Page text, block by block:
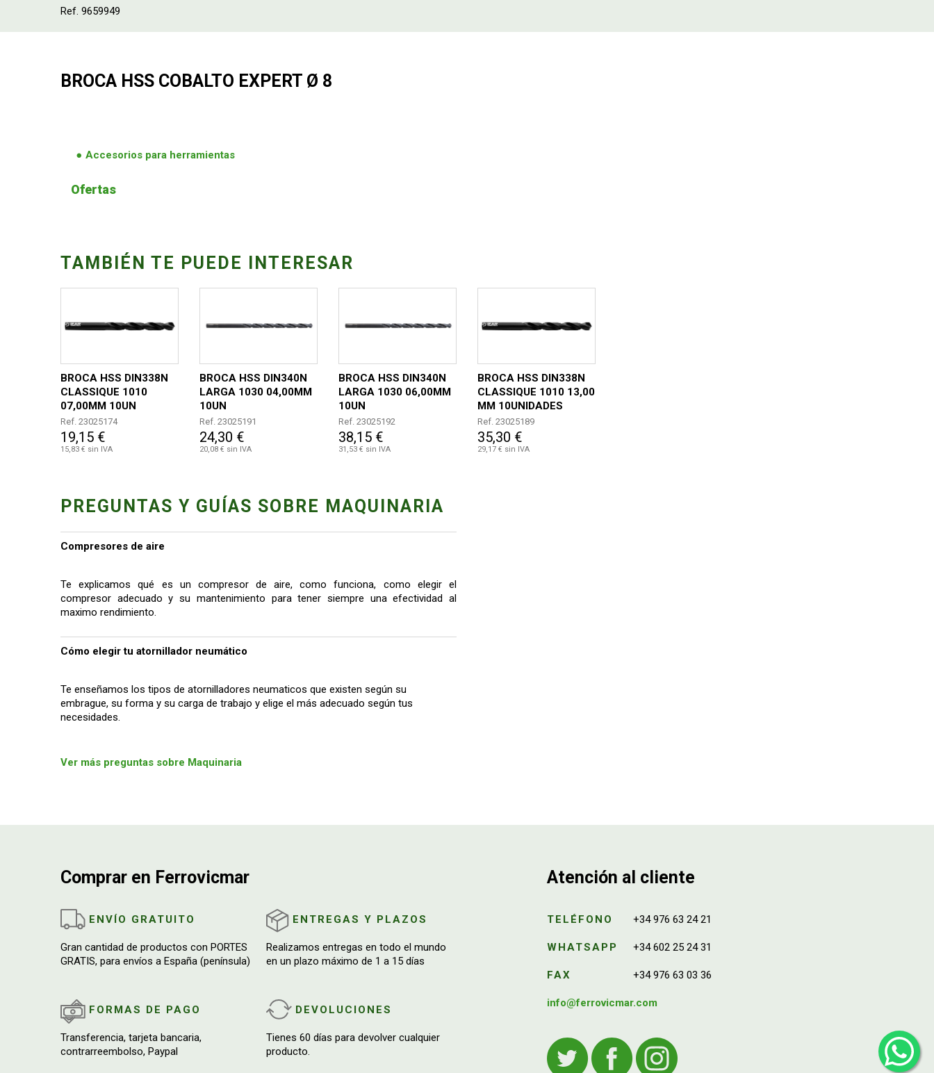
Ref. 9659949
BROCA HSS COBALTO EXPERT Ø 8
Accesorios para herramientas
Ofertas
TAMBIÉN TE PUEDE INTERESAR
BROCA HSS DIN338N
CLASSIQUE 1010
07,00MM 10UN
Ref. 23025174
19,15 €
15,83 € sin IVA
BROCA HSS DIN340N
LARGA 1030 04,00MM
10UN
Ref. 23025191
24,30 €
20,08 € sin IVA
BROCA HSS DIN340N
LARGA 1030 06,00MM
10UN
Ref. 23025192
38,15 €
31,53 € sin IVA
BROCA HSS DIN338N
CLASSIQUE 1010 13,00
MM 10UNIDADES
Ref. 23025189
35,30 €
29,17 € sin IVA
PREGUNTAS Y GUÍAS SOBRE MAQUINARIA
Compresores de aire
Te explicamos qué es un compresor de aire, como funciona, como elegir el
compresor adecuado y su mantenimiento para tener siempre una efectividad al
maximo rendimiento.
Cómo elegir tu atornillador neumático
Te enseñamos los tipos de atornilladores neumaticos que existen según su
embrague, su forma y su carga de trabajo y elige el más adecuado según tus
necesidades.
Ver más preguntas sobre Maquinaria
Comprar en Ferrovicmar
ENVÍO GRATUITO
Gran cantidad de productos con PORTES
GRATIS, para envíos a España (península)
ENTREGAS Y PLAZOS
Realizamos entregas en todo el mundo
en un plazo máximo de 1 a 15 días
FORMAS DE PAGO
Transferencia, tarjeta bancaria,
contrarreembolso, Paypal
DEVOLUCIONES
Tienes 60 días para devolver cualquier
producto.
Atención al cliente
TELÉFONO +34 976 63 24 21
WHATSAPP +34 602 25 24 31
FAX +34 976 63 03 36
info@ferrovicmar.com